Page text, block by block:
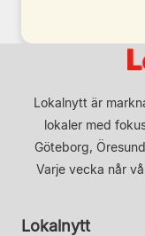
Lokalnytt är
lokaler med
Göteborg,
Varje vecka når
Lokalnytt